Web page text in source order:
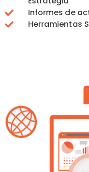
Informes de
Herramientas